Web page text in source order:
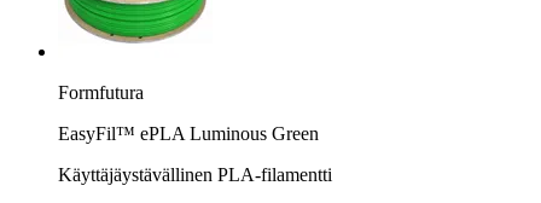
Formfutura
EasyFil™ ePLA Luminous Green
Käyttäjäystävällinen PLA-filamentti